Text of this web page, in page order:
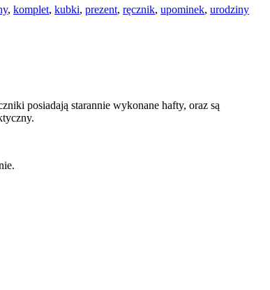
, komplet, kubki, prezent, ręcznik, upominek, urodziny
posiadają starannie wykonane hafty, oraz są